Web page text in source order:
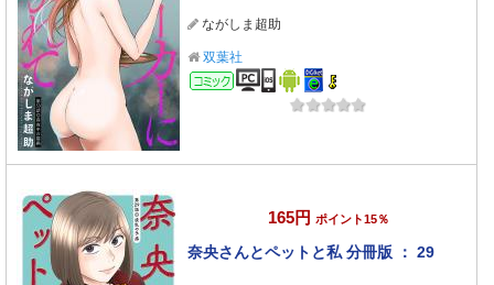
ながしま超助
双葉社
コミック
165円 ポイント15％
奈央さんとペットと私 分冊版 ： 29